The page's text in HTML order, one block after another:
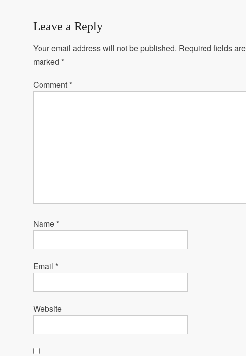
Leave a Reply
Your email address will not be published. Required fields are
marked *
Comment *
Name *
Email *
Website